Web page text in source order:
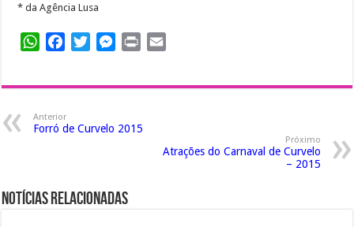
* da Agência Lusa
WhatsAppFacebookTwitterMessenger
Print
Anterior
Forró de Curvelo 2015
Próximo
Atrações do Carnaval de Curvelo
– 2015
Notícias Relacionadas